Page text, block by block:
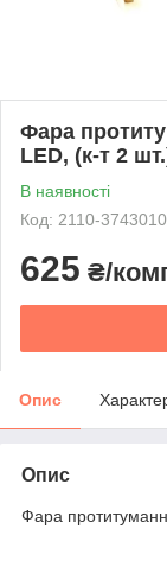
Фара
LED, (к-т 2
В наявності
Код: 2110-
625 ₴/
Опис
Опис
Фара